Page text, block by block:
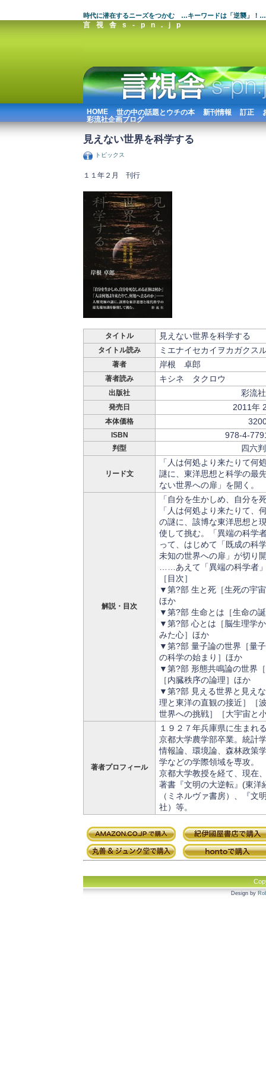
時代に潜在するニーズをつかむ …キーワードは「逆襲」！…
言視舎s-pn.jp
HOME 世の中の話題とウチの本 新刊情報 訂正
彩流社企画ブログ
見えない世界を科学する
トピックス
１１年２月 刊行
タイトル 見えない世界を科学する
タイトル読み ミエナイセカイヲカガクス
著者 岸根 卓郎
著者読み キシネ タクロウ
出版社 彩流
発売日 2011年
本体価格
ISBN 978-4-
判型 四六
リード文
「人は何処より来たりて何
謎に、東洋思想と科学の最
ない世界への扉」を開く。
解説・目次
「自分を生かしめ、自分を
「人は何処より来たりて、
の謎に、該博な東洋思想と
使して挑む。「異端の科学
って、はじめて「既成の科
未知の世界への扉」が切り
……あえて「異端の科学者
［目次］
▼第?部 生と死［生死の宇
ほか
▼第?部 生命とは［生命の
▼第?部 心とは［脳生理学
みた心］ほか
▼第?部 量子論の世界［量
の科学の始まり］ほか
▼第?部 形態共鳴論の世界
［内臓秩序の論理］ほか
▼第?部 見える世界と見え
理と東洋の直観の接近］［
世界への挑戦］［大宇宙と
著者プロフィール
１９２７年兵庫県に生まれ
京都大学農学部卒業。統計
情報論、環境論、森林政策
学などの学際領域を専攻。
京都大学教授を経て、現在
著書『文明の大逆転』(東洋
（ミネルヴァ書房）、『文
社）等。
Design by